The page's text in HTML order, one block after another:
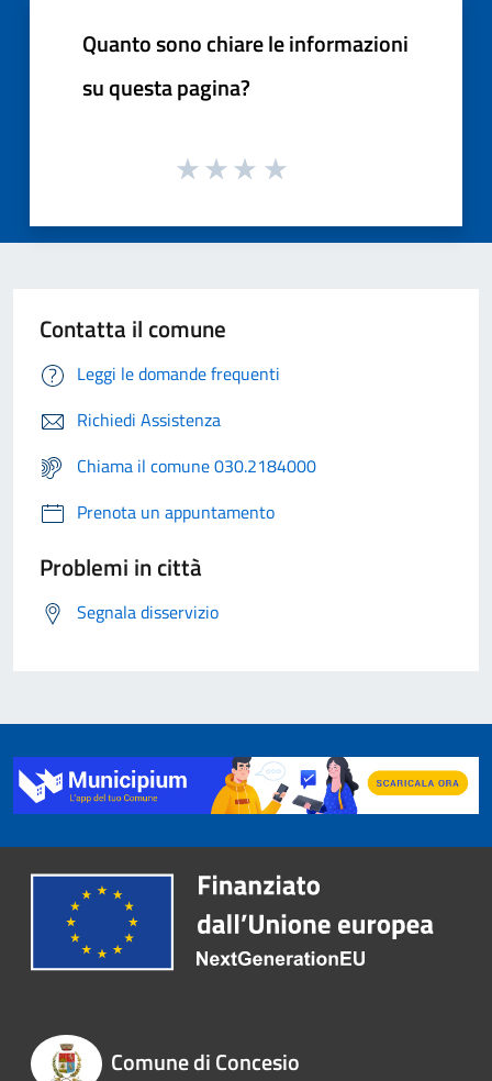
Quanto sono chiare le informazioni
su questa pagina?
Contatta il comune
Leggi le domande frequenti
Richiedi Assistenza
Chiama il comune 030.2184000
Prenota un appuntamento
Problemi in città
Segnala disservizio
Comune di Concesio